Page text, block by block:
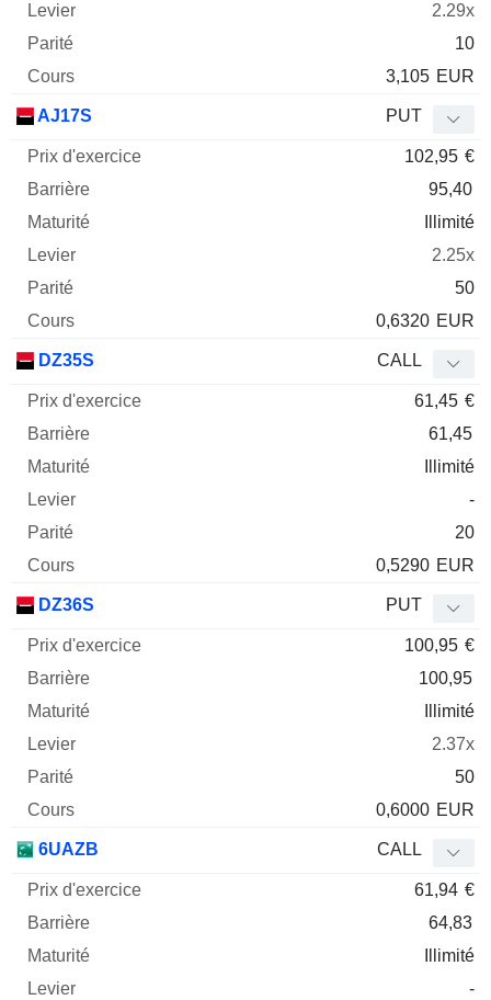
2.29x
10
3,105 EUR
AJ17S PUT
102,95 €
95,40
Illimité
2.25x
50
0,6320 EUR
DZ35S CALL
61,45 €
61,45
Illimité
-
20
0,5290 EUR
DZ36S PUT
100,95 €
100,95
Illimité
2.37x
50
0,6000 EUR
6UAZB CALL
61,94 €
64,83
Illimité
-